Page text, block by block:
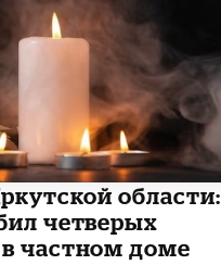
области:
четверых
частном доме